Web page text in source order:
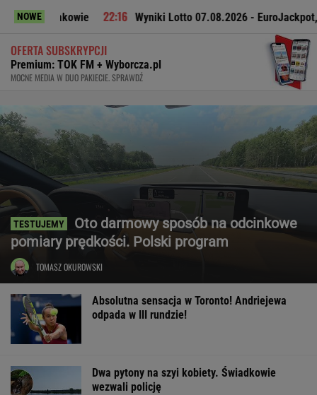
NOWE Wyniki Lotto 07.08.2026 - EuroJackpot, Kaskada,
OFERTA SUBSKRYPCJI
Premium: TOK FM + Wyborcza.pl
MOCNE MEDIA W DUO PAKIECIE. SPRAWDŹ
Oto darmowy sposób na odcinkowe
pomiary prędkości. Polski program
TOMASZ OKUROWSKI
Absolutna sensacja w Toronto! Andriejewa
odpada w III rundzie!
Dwa pytony na szyi kobiety. Świadkowie
wezwali policję